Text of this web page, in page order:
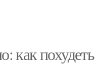
как похудеть